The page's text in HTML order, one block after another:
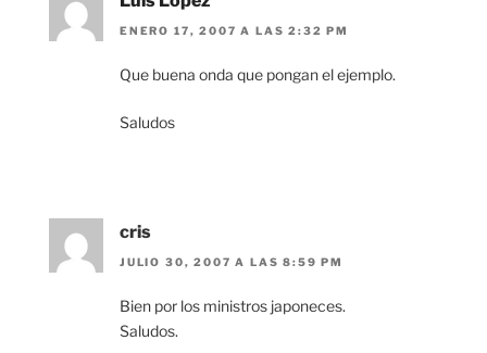
ENERO 17, 2007 A LAS 2:32 PM
Que buena onda que pongan el ejemplo.
Saludos
cris
JULIO 30, 2007 A LAS 8:59 PM
Bien por los ministros japoneces.
Saludos.